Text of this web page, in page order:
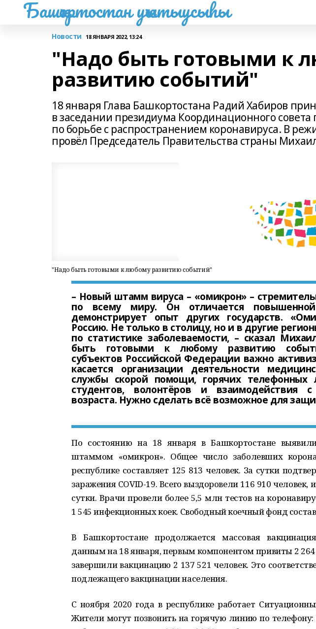
Башҡортостан уҡытыусыһы
Новости 18 ЯНВАРЯ 2022, 13:24
"Надо быть готовыми к
развитию событий"
18 января Глава Башкортостана Радий Хабиров
в заседании президиума Координационного совета
по борьбе с распространением коронавируса. В
провёл Председатель Правительства страны
"Надо быть готовыми к любому развитию событий"
– Новый штамм вируса – «омикрон» –
по всему миру. Он отличается
демонстрирует опыт других государств.
Россию. Не только в столицу, но и в другие
по статистике заболеваемости, – сказал
быть готовыми к любому развитию
субъектов Российской Федерации важно
касается организации деятельности
службы скорой помощи, горячих телефонных
студентов, волонтёров и взаимодействия
возраста. Нужно сделать всё возможное для
По состоянию на 18 января в Башкортостане
штаммом «омикрон». Общее число заболевших
республике составляет 125 813 человек. За сутки
заражения COVID-19. Всего выздоровели 116 910 человек,
сутки. Врачи провели более 5,5 млн тестов на
1 545 инфекционных коек. Свободный коечный фонд
В Башкортостане продолжается массовая
данным на 18 января, первым компонентом привиты 2 264
завершили вакцинацию 2 137 521 человек. Это
подлежащего вакцинации населения.
С ноября 2020 года в республике работает
Жители могут позвонить на горячую линию по телефону: